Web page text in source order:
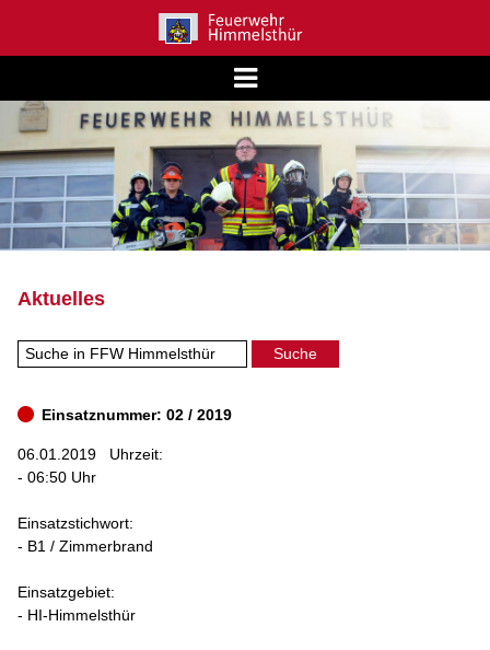
Aktuelles
Einsatznummer: 02 / 2019
06.01.2019 Uhrzeit:
- 06:50 Uhr
Einsatzstichwort:
- B1 / Zimmerbrand
Einsatzgebiet:
- HI-Himmelsthür